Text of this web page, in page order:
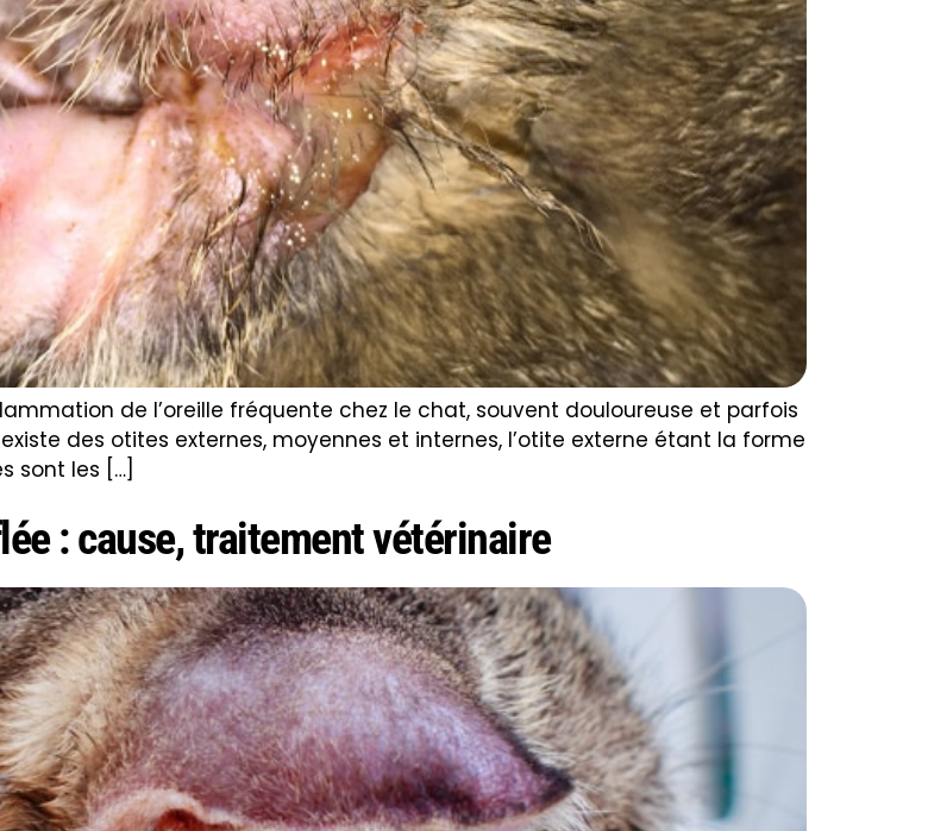
de l’oreille fréquente chez le chat, souvent douloureuse et parfois
des otites externes, moyennes et internes, l’otite externe étant la forme
sont les […]
: cause, traitement vétérinaire